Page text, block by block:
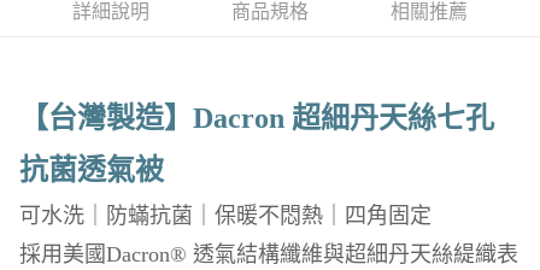
詳細說明 商品規格 相關推薦
【台灣製造】Dacron 超細丹天絲七孔
抗菌透氣被
可水洗｜防蟎抗菌｜保暖不悶熱｜四角固定
採用美國Dacron® 透氣結構纖維與超細丹天絲緹織表